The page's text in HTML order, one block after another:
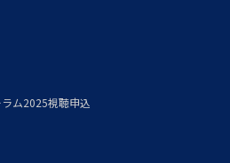
ム2025視聴申込